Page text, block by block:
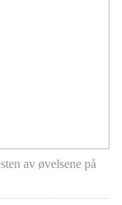
av øvelsene på